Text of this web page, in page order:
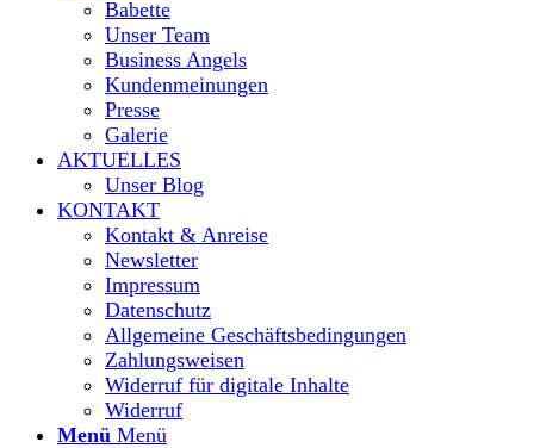
Babette
Unser Team
Business Angels
Kundenmeinungen
Presse
Galerie
AKTUELLES
Unser Blog
KONTAKT
Kontakt & Anreise
Newsletter
Impressum
Datenschutz
Allgemeine Geschäftsbedingungen
Zahlungsweisen
Widerruf für digitale Inhalte
Widerruf
Menü Menü